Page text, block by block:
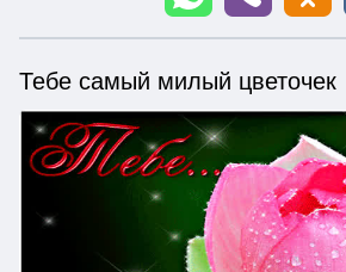
Тебе самый милый цветочек